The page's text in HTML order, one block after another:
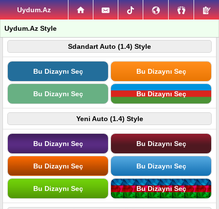
Uydum.Az
Uydum.Az Style
Sdandart Auto (1.4) Style
Bu Dizaynı Seç Bu Dizaynı Seç
Bu Dizaynı Seç Bu Dizaynı Seç
Yeni Auto (1.4) Style
Bu Dizaynı Seç Bu Dizaynı Seç
Bu Dizaynı Seç Bu Dizaynı Seç
Bu Dizaynı Seç Bu Dizaynı Seç